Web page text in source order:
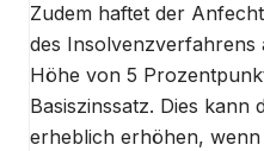
Zudem haftet der
des Insolvenzverfahrens
Höhe von 5
Basiszinssatz. Dies kann
erheblich erhöhen,